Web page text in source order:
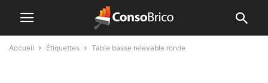
Accueil Étiquettes Table basse relevable ronde